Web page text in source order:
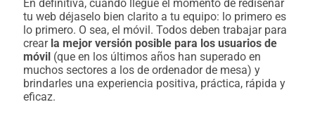
En definitiva, cuando llegue el momento de rediseñar
tu web déjaselo bien clarito a tu equipo: lo primero es
lo primero. O sea, el móvil. Todos deben trabajar para
crear la mejor versión posible para los usuarios de
móvil (que en los últimos años han superado en
muchos sectores a los de ordenador de mesa) y
brindarles una experiencia positiva, práctica, rápida y
eficaz.